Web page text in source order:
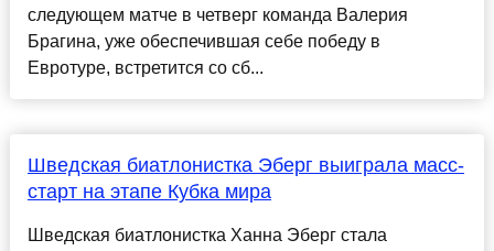
следующем матче в четверг команда Валерия
Брагина, уже обеспечившая себе победу в
Евротуре, встретится со сб...
Шведская биатлонистка Эберг выиграла масс-
старт на этапе Кубка мира
Шведская биатлонистка Ханна Эберг стала